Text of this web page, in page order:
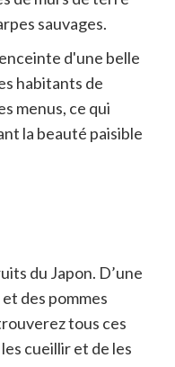
sauvages.
d'une belle
habitants de
menus, ce qui
la beauté paisible
du Japon. D’une
des pommes
tous ces
cueillir et de les